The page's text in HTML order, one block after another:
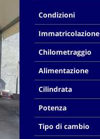
Condizioni
Immatricolazione
Chilometraggio
Alimentazione
Cilindrata
Potenza
Tipo di cambio